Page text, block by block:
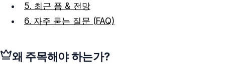
5. 최근 폼 & 전망
6. 자주 묻는 질문 (FAQ)
왜 주목해야 하는가?